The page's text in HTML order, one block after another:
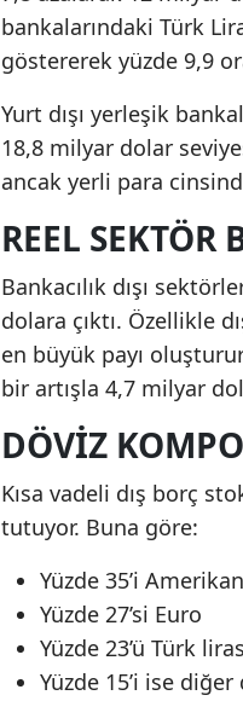
bankalarındaki Türk
göstererek yüzde 9,9
Yurt dışı yerleşik
18,8 milyar dolar
ancak yerli para
REEL SEKTÖR
Bankacılık dışı
dolara çıktı. Özellikle
en büyük payı
bir artışla 4,7 milyar
DÖVIZ
Kısa vadeli dış borç
tutuyor. Buna göre:
Yüzde 35’i
Yüzde 27’si Euro
Yüzde 23’ü Türk
Yüzde 15’i ise